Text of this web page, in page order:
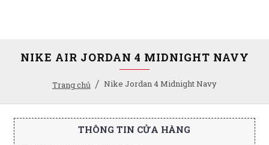
Trang chủ Nike Jordan 4 Midnight Navy
NIKE AIR JORDAN 4 MIDNIGHT NAVY
THÔNG TIN CỬA HÀNG